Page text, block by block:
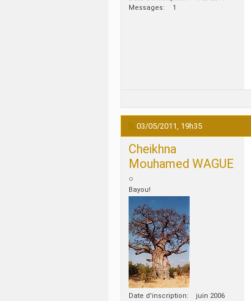
Messages
1
03/05/2011, 19h35
Cheikhna
Mouhamed WAGUE
Bayou!
Date d'inscription
juin 2006